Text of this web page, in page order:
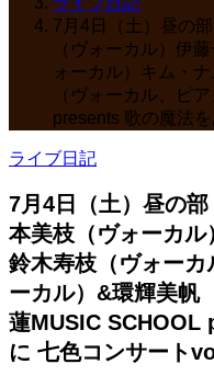
7月4日（土）昼の
（ヴォーカル）伊
ォーカル）キム・
（ヴォーカル、ピ
presents 歌の魔法
ライブ日記
7月4日（土）昼の
本美枝（ヴォーカル
鈴木寿枝（ヴォー
ーカル）&環輝美帆
蓮MUSIC SCHOOL
に 七色コンサート